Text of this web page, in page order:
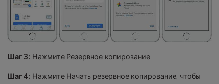
Шаг 3: Нажмите Резервное копирование
Шаг 4: Нажмите Начать резервное копирование, чтобы